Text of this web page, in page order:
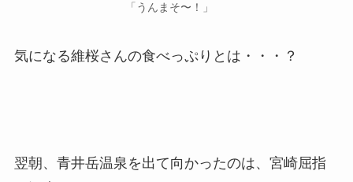
「うんまそ〜！」
気になる維桜さんの食べっぷりとは・・・？
翌朝、青井岳温泉を出て向かったのは、宮崎屈指